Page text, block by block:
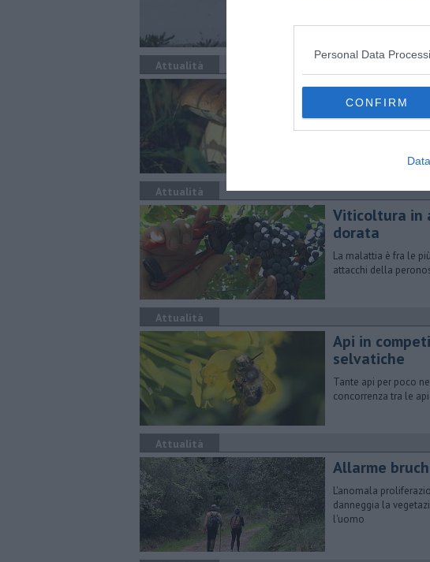
Personal Data
CONFIRM
Ufficio postale e
Attualità
Intossicati da
Attualità
Viticoltura in
dorata
La malattia è fra le
attacchi della
Attualità
Api in
selvatiche
Tante api per poco
concorrenza tra le
Attualità
Allarme
L'anomala
danneggia la
l'uomo